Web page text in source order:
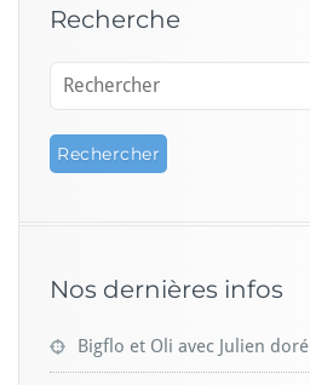
Recherche
Nos dernières infos
Bigflo et Oli avec Julien doré